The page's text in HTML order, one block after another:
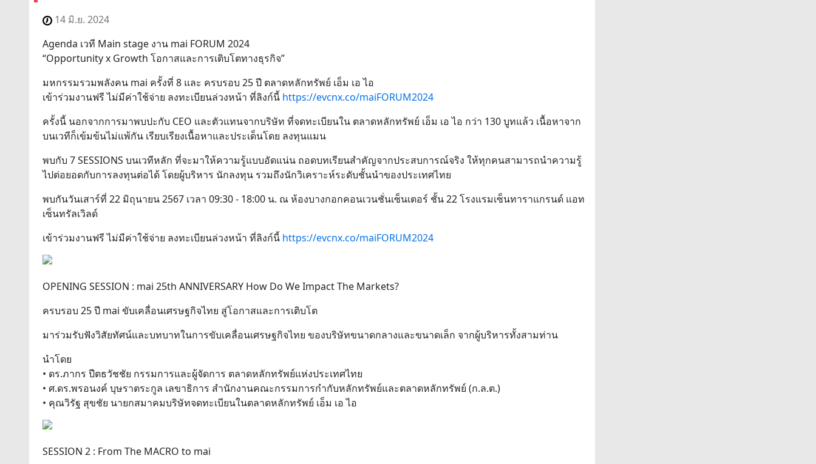
14 มิ.ย. 2024
Agenda เวที Main stage งาน mai FORUM 2024
“Opportunity x Growth โอกาสและการเติบโตทางธุรกิจ”
มหกรรมรวมพลังคน mai ครั้งที่ 8 และ ครบรอบ 25 ปี ตลาดหลักทรัพย์ เอ็ม เอ ไอ
เข้าร่วมงานฟรี ไม่มีค่าใช้จ่าย ลงทะเบียนล่วงหน้า ที่ลิงก์นี้ https://evcnx.co/maiFORUM2024
ครั้งนี้ นอกจากการมาพบปะกับ CEO และตัวแทนจากบริษัท ที่จดทะเบียนใน ตลาดหลักทรัพย์ เอ็ม เอ ไอ กว่า 130 บูทแล้ว เนื้อหาจาก
บนเวทีก็เข้มข้นไม่แพ้กัน เรียบเรียงเนื้อหาและประเด็นโดย ลงทุนแมน
พบกับ 7 SESSIONS บนเวทีหลัก ที่จะมาให้ความรู้แบบอัดแน่น ถอดบทเรียนสำคัญจากประสบการณ์จริง ให้ทุกคนสามารถนำความรู้
ไปต่อยอดกับการลงทุนต่อได้ โดยผู้บริหาร นักลงทุน รวมถึงนักวิเคราะห์ระดับชั้นนำของประเทศไทย
พบกันวันเสาร์ที่ 22 มิถุนายน 2567 เวลา 09:30 - 18:00 น. ณ ห้องบางกอกคอนเวนชั่นเซ็นเตอร์ ชั้น 22 โรงแรมเซ็นทาราแกรนด์ แอท
เซ็นทรัลเวิลด์
เข้าร่วมงานฟรี ไม่มีค่าใช้จ่าย ลงทะเบียนล่วงหน้า ที่ลิงก์นี้ https://evcnx.co/maiFORUM2024
OPENING SESSION : mai 25th ANNIVERSARY How Do We Impact The Markets?
ครบรอบ 25 ปี mai ขับเคลื่อนเศรษฐกิจไทย สู่โอกาสและการเติบโต
มาร่วมรับฟังวิสัยทัศน์และบทบาทในการขับเคลื่อนเศรษฐกิจไทย ของบริษัทขนาดกลางและขนาดเล็ก จากผู้บริหารทั้งสามท่าน
นำโดย
• ดร.ภากร ปีตธวัชชัย กรรมการและผู้จัดการ ตลาดหลักทรัพย์แห่งประเทศไทย
• ศ.ดร.พรอนงค์ บุษราตระกูล เลขาธิการ สำนักงานคณะกรรมการกำกับหลักทรัพย์และตลาดหลักทรัพย์ (ก.ล.ต.)
• คุณวิรัฐ สุขชัย นายกสมาคมบริษัทจดทะเบียนในตลาดหลักทรัพย์ เอ็ม เอ ไอ
SESSION 2 : From The MACRO to mai